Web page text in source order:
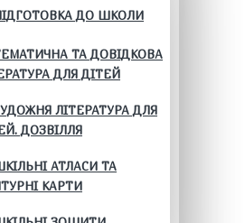
ДО ШКОЛИ
ТА ДОВІДКОВА
ДЛЯ ДІТЕЙ
ЛІТЕРАТУРА ДЛЯ
ДОЗВІЛЛЯ
АТЛАСИ ТА
КАРТИ